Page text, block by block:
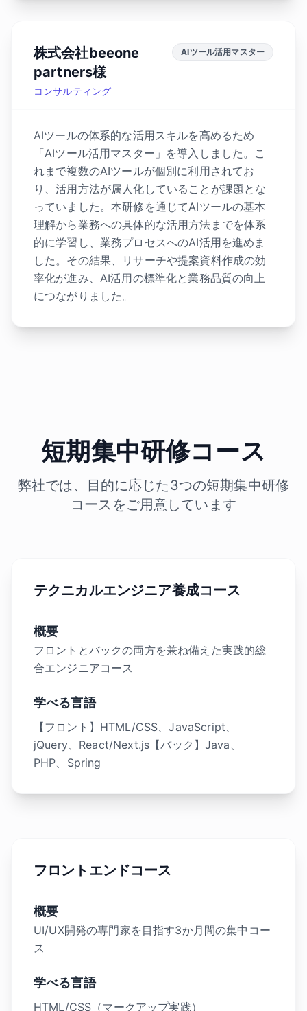
株式会社beeone
partners様
コンサルティング
AIツール活用マスター
AIツールの体系的な活用スキルを高めるため
「AIツール活用マスター」を導入しました。こ
れまで複数のAIツールが個別に利用されてお
り、活用方法が属人化していることが課題とな
っていました。本研修を通じてAIツールの基本
理解から業務への具体的な活用方法までを体系
的に学習し、業務プロセスへのAI活用を進めま
した。その結果、リサーチや提案資料作成の効
率化が進み、AI活用の標準化と業務品質の向上
につながりました。
短期集中研修コース
弊社では、目的に応じた3つの短期集中研修
コースをご用意しています
テクニカルエンジニア養成コース
概要
フロントとバックの両方を兼ね備えた実践的総
合エンジニアコース
学べる言語
【フロント】HTML/CSS、JavaScript、
jQuery、React/Next.js【バック】Java、
PHP、Spring
フロントエンドコース
概要
UI/UX開発の専門家を目指す3か月間の集中コー
ス
学べる言語
HTML/CSS（マークアップ実践）